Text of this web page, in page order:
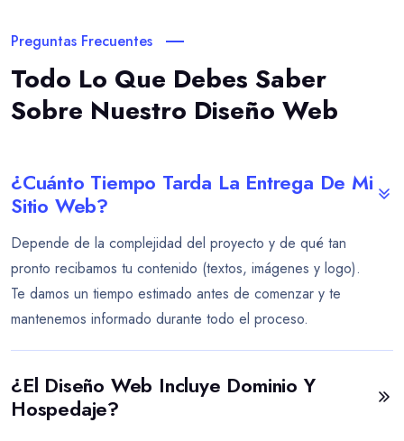
Preguntas Frecuentes
Todo Lo Que Debes Saber
Sobre Nuestro Diseño Web
¿Cuánto Tiempo Tarda La Entrega De Mi
Sitio Web?
Depende de la complejidad del proyecto y de qué tan
pronto recibamos tu contenido (textos, imágenes y logo).
Te damos un tiempo estimado antes de comenzar y te
mantenemos informado durante todo el proceso.
¿El Diseño Web Incluye Dominio Y
Hospedaje?